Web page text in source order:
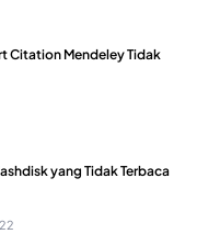
Citation Mendeley Tidak
yang Tidak Terbaca